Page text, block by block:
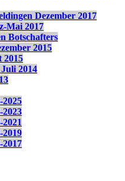
Dezember 2017
Mai 2017
Botschafters
2015
2015
2014
2025
2023
2019
2017